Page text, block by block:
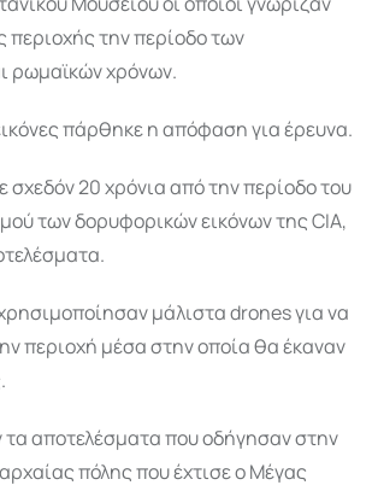
περιοχής την περίοδο των
ρωμαϊκών χρόνων.
πάρθηκε η απόφαση για έρευνα.
σχεδόν 20 χρόνια από την περίοδο του
των δορυφορικών εικόνων της CIA,
μάλιστα drones για να
περιοχή μέσα στην οποία θα έκαναν
αποτελέσματα που οδήγησαν στην
πόλης που έχτισε ο Μέγας